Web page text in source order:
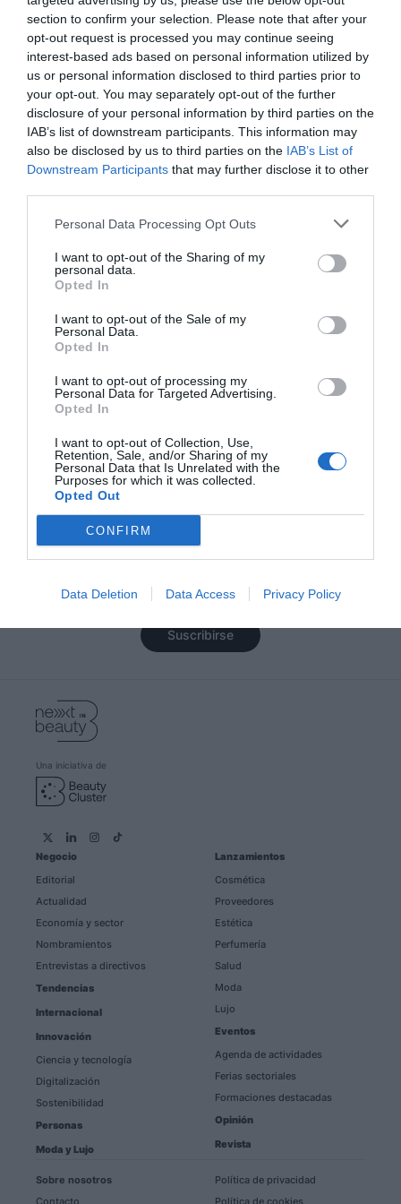
section to confirm your selection. Please note that after your
opt-out request is processed you may continue seeing
interest-based ads based on personal information utilized by
us or personal information disclosed to third parties prior to
your opt-out. You may separately opt-out of the further
disclosure of your personal information by third parties on the
IAB’s list of downstream participants. This information may
also be disclosed by us to third parties on the IAB’s List of
Downstream Participants that may further disclose it to other
Personal Data Processing Opt Outs
I want to opt-out of the Sharing of my
personal data.
Opted In
I want to opt-out of the Sale of my
Personal Data.
Opted In
I want to opt-out of processing my
Personal Data for Targeted Advertising.
Opted In
I want to opt-out of Collection, Use,
Retention, Sale, and/or Sharing of my
Personal Data that Is Unrelated with the
Purposes for which it was collected.
Opted Out
CONFIRM
Data Deletion Data Access Privacy Policy
Ferias sectoriales
Formaciones destacadas
Opinión
Revista
INICIAR SESIÓN
EN
Regístrate gratuitamente
para tener acceso ilimitado a
todos los artículos
Registrarse
Iniciar sesión
Tienes que iniciar sesión para ver los comentarios
Lo más leído
Conviértete en experto/a del
Suscríbete y te mantendremos informado/a siempre de
Suscribirse
Una iniciativa de
Negocio
Editorial
Actualidad
Economía y sector
Nombramientos
Entrevistas a directivos
Tendencias
Internacional
Innovación
Ciencia y tecnología
Digitalización
Sostenibilidad
Personas
Moda y Lujo
Lanzamientos
Cosmética
Proveedores
Estética
Perfumería
Salud
Moda
Lujo
Eventos
Agenda de actividades
Ferias sectoriales
Formaciones destacadas
Opinión
Revista
Sobre nosotros
Contacto
Política de privacidad
Política de cookies